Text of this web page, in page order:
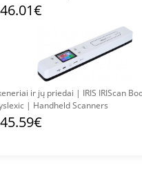
ir jų priedai | IRIS IRIScan Book 7
| Handheld Scanners